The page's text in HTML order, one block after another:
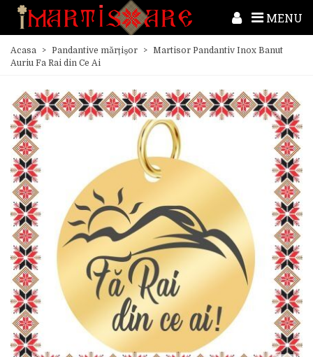
MENU
Acasa > Pandantive mărțișor > Martisor Pandantiv Inox Banut
Auriu Fa Rai din Ce Ai